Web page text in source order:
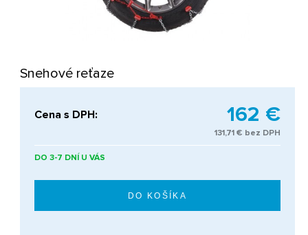
Snehové reťaze
Cena s DPH: 162 €
131,71 € bez DPH
DO 3-7 DNÍ U VÁS